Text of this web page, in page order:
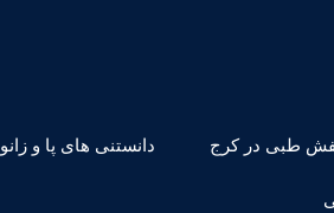
طبی در کرج دانستنی های پا و زانو